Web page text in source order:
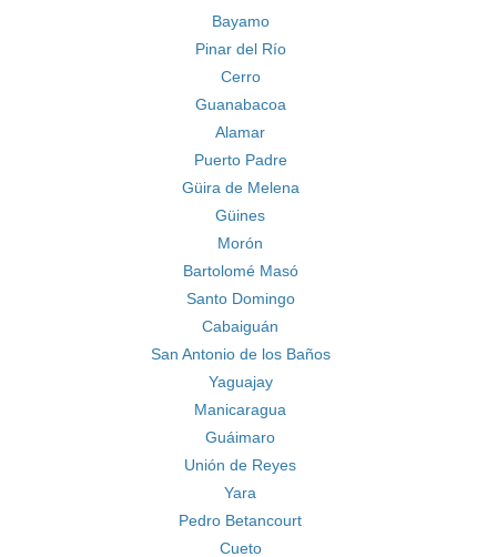
Bayamo
Pinar del Río
Cerro
Guanabacoa
Alamar
Puerto Padre
Güira de Melena
Güines
Morón
Bartolomé Masó
Santo Domingo
Cabaiguán
San Antonio de los Baños
Yaguajay
Manicaragua
Guáimaro
Unión de Reyes
Yara
Pedro Betancourt
Cueto